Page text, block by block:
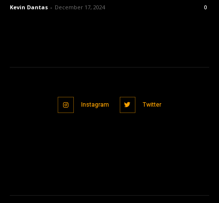
Kevin Dantas - December 17, 2024 0
Instagram Twitter